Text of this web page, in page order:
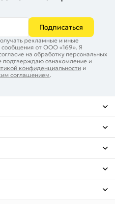
Подписаться
рекламные и иные
сообщения от ООО «169». Я
на обработку персональных
подтверждаю ознакомление и
конфиденциальности и
соглашением.